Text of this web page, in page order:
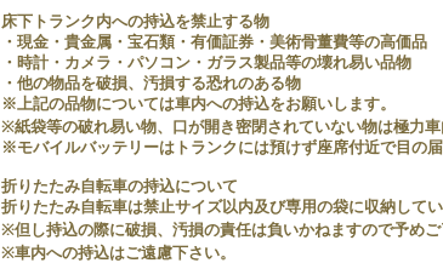
床下トランク内への持込を禁止する物
・現金・貴金属・宝石類・有価証券・美術骨董費等の高価品
・時計・カメラ・パソコン・ガラス製品等の壊れ易い品物
・他の物品を破損、汚損する恐れのある物
※上記の品物については車内への持込をお願いします。
※紙袋等の破れ易い物、口が開き密閉されていない物は極力車
※モバイルバッテリーはトランクには預けず座席付近で目の
折りたたみ自転車の持込について
折りたたみ自転車は禁止サイズ以内及び専用の袋に収納して
※但し持込の際に破損、汚損の責任は負いかねますので予めご
※車内への持込はご遠慮下さい。